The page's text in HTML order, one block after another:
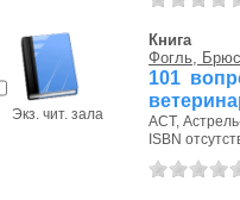
Экз. чит. зала
Книга
Фогль, Брюс
101
АСТ,
ISBN